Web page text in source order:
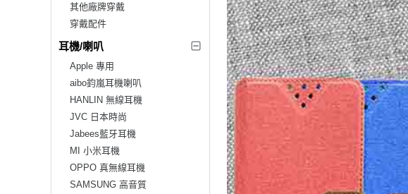
其他廠牌穿戴
穿戴配件
耳機/喇叭
Apple 專用
aibo鈞嵐耳機喇叭
HANLIN 無線耳機
JVC 日本時尚
Jabees藍牙耳機
MI 小米耳機
OPPO 真無線耳機
SAMSUNG 高音質